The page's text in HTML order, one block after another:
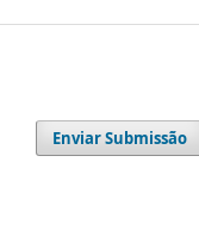
Enviar Submissão